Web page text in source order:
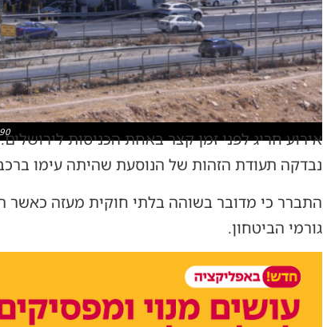
אירוע חריג לפני זמן קצר באחת הכניסות
נבדקה תעודת הזהות של הנוסעת שהיתה עימו
התברר כי מדובר בשוהה בלתי חוקית מעזה כאשר
גורמי הביטחון.